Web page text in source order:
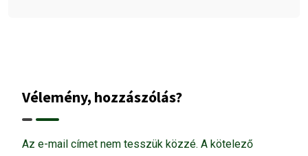
Vélemény, hozzászólás?
Az e-mail címet nem tesszük közzé. A kötelező